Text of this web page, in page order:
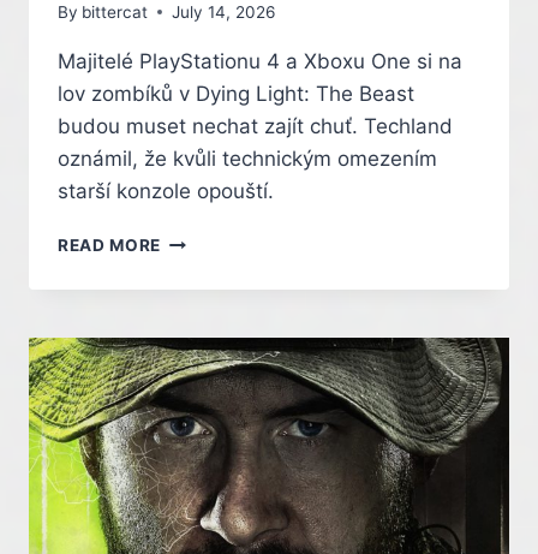
By bittercat July 14, 2026
Majitelé PlayStationu 4 a Xboxu One si na
lov zombíků v Dying Light: The Beast
budou muset nechat zajít chuť. Techland
oznámil, že kvůli technickým omezením
starší konzole opouští.
READ MORE DYING
THE
NEVYJDE
NA
STARÝCH
KONZOLÍCH.
PS4
A
XBOX
ONE
UŽ